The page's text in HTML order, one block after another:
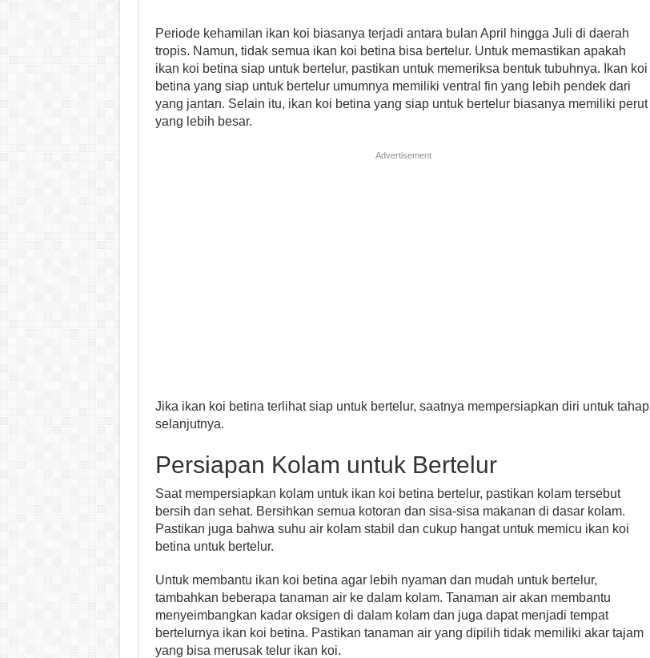
Periode kehamilan ikan koi biasanya terjadi antara bulan April hingga Juli di daerah
tropis. Namun, tidak semua ikan koi betina bisa bertelur. Untuk memastikan apakah
ikan koi betina siap untuk bertelur, pastikan untuk memeriksa bentuk tubuhnya. Ikan koi
betina yang siap untuk bertelur umumnya memiliki ventral fin yang lebih pendek dari
yang jantan. Selain itu, ikan koi betina yang siap untuk bertelur biasanya memiliki perut
yang lebih besar.
Advertisement
Jika ikan koi betina terlihat siap untuk bertelur, saatnya mempersiapkan diri untuk tahap
selanjutnya.
Persiapan Kolam untuk Bertelur
Saat mempersiapkan kolam untuk ikan koi betina bertelur, pastikan kolam tersebut
bersih dan sehat. Bersihkan semua kotoran dan sisa-sisa makanan di dasar kolam.
Pastikan juga bahwa suhu air kolam stabil dan cukup hangat untuk memicu ikan koi
betina untuk bertelur.
Untuk membantu ikan koi betina agar lebih nyaman dan mudah untuk bertelur,
tambahkan beberapa tanaman air ke dalam kolam. Tanaman air akan membantu
menyeimbangkan kadar oksigen di dalam kolam dan juga dapat menjadi tempat
bertelurnya ikan koi betina. Pastikan tanaman air yang dipilih tidak memiliki akar tajam
yang bisa merusak telur ikan koi.